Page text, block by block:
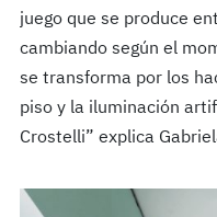
juego que se produce
cambiando según el
se transforma por los
piso y la iluminación
Crostelli” explica